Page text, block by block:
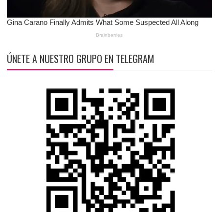
ÚNETE A NUESTRO GRUPO EN TELEGRAM